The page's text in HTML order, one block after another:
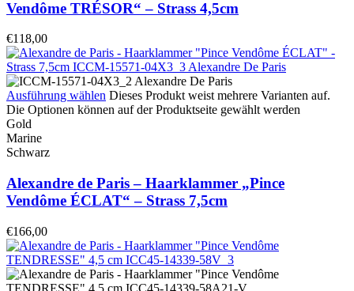
Vendôme TRÉSOR“ – Strass 4,5cm
€118,00
Ausführung wählen Dieses Produkt weist mehrere Varianten auf.
Die Optionen können auf der Produktseite gewählt werden
Gold
Marine
Schwarz
Alexandre de Paris – Haarklammer „Pince
Vendôme ÉCLAT“ – Strass 7,5cm
€166,00